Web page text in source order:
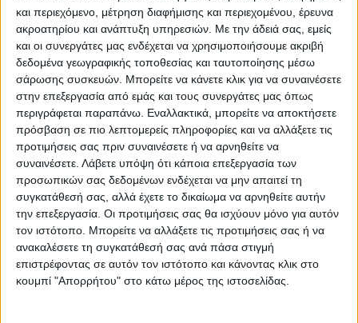
και περιεχόμενο, μέτρηση διαφήμισης και περιεχομένου, έρευνα
ακροατηρίου και ανάπτυξη υπηρεσιών. Με την άδειά σας, εμείς
και οι συνεργάτες μας ενδέχεται να χρησιμοποιήσουμε ακριβή
δεδομένα γεωγραφικής τοποθεσίας και ταυτοποίησης μέσω
σάρωσης συσκευών. Μπορείτε να κάνετε κλικ για να συναινέσετε
στην επεξεργασία από εμάς και τους συνεργάτες μας όπως
περιγράφεται παραπάνω. Εναλλακτικά, μπορείτε να αποκτήσετε
πρόσβαση σε πιο λεπτομερείς πληροφορίες και να αλλάξετε τις
προτιμήσεις σας πριν συναινέσετε ή να αρνηθείτε να
συναινέσετε. Λάβετε υπόψη ότι κάποια επεξεργασία των
προσωπικών σας δεδομένων ενδέχεται να μην απαιτεί τη
συγκατάθεσή σας, αλλά έχετε το δικαίωμα να αρνηθείτε αυτήν
την επεξεργασία. Οι προτιμήσεις σας θα ισχύουν μόνο για αυτόν
τον ιστότοπο. Μπορείτε να αλλάξετε τις προτιμήσεις σας ή να
ανακαλέσετε τη συγκατάθεσή σας ανά πάσα στιγμή
επιστρέφοντας σε αυτόν τον ιστότοπο και κάνοντας κλικ στο
κουμπί "Απορρήτου" στο κάτω μέρος της ιστοσελίδας.